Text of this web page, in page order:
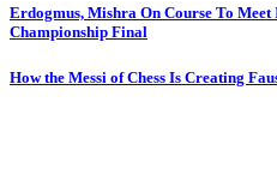
Erdogmus, Mishra On Course To Meet
Championship Final
How the Messi of Chess Is Creating